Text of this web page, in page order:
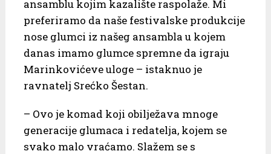
ansamblu kojim kazalište raspolaže. Mi
preferiramo da naše festivalske produkcije
nose glumci iz našeg ansambla u kojem
danas imamo glumce spremne da igraju
Marinkovićeve uloge – istaknuo je
ravnatelj Srećko Šestan.
– Ovo je komad koji obilježava mnoge
generacije glumaca i redatelja, kojem se
svako malo vraćamo. Slažem se s